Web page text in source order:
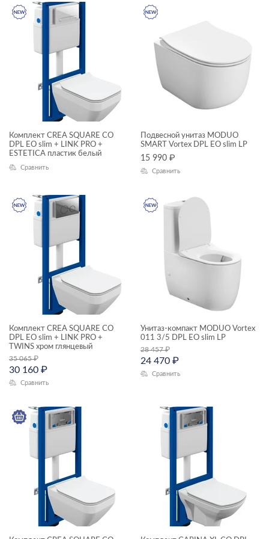
рамы для ванн
сифоны для ванн
смесители
столешницы
тумбы для раковин
угловые асимметричные ванны
КОЛЛЕКЦИЯ
BRASKO
CARINA
CITY
CREA
DELFI
LARA
MELAR
MODUO
MONOLITH
NATURE
STAR
ACCENTO
AQUA
BLICK
BRASKO BLACK
Комплект CREA SQUARE CO
DPL EO slim + LINK PRO +
ESTETICA пластик белый
Сравнить
Подвесной унитаз MODUO
SMART Vortex DPL EO slim LP
15 990 ₽
Сравнить
Комплект CREA SQUARE CO
DPL EO slim + LINK PRO +
TWINS хром глянцевый
35 065₽
30 160 ₽
Сравнить
Унитаз-компакт MODUO Vortex
011 3/5 DPL EO slim LP
28 457₽
24 470 ₽
Сравнить